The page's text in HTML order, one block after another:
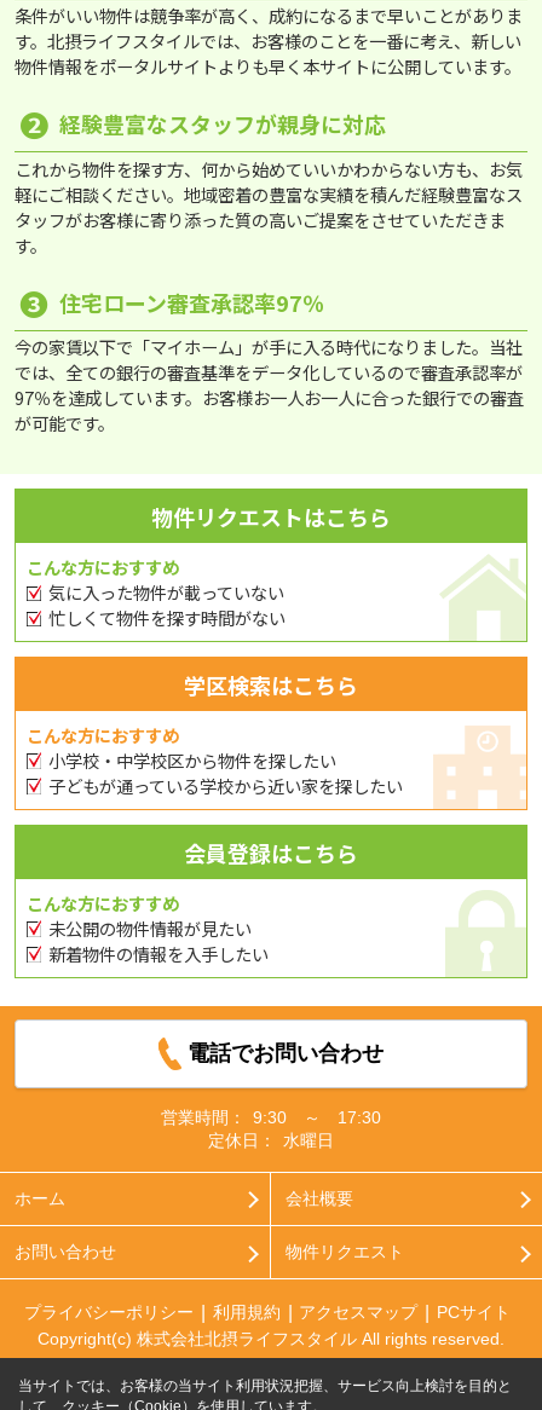
条件がいい物件は競争率が高く、成約になるまで早いことがありま
す。北摂ライフスタイルでは、お客様のことを一番に考え、新しい
物件情報をポータルサイトよりも早く本サイトに公開しています。
❷ 経験豊富なスタッフが親身に対応
これから物件を探す方、何から始めていいかわからない方も、お気
軽にご相談ください。地域密着の豊富な実績を積んだ経験豊富なス
タッフがお客様に寄り添った質の高いご提案をさせていただきま
す。
❸ 住宅ローン審査承認率97％
今の家賃以下で「マイホーム」が手に入る時代になりました。当社
では、全ての銀行の審査基準をデータ化しているので審査承認率が
97％を達成しています。お客様お一人お一人に合った銀行での審査
が可能です。
物件リクエストはこちら
こんな方におすすめ
気に入った物件が載っていない
忙しくて物件を探す時間がない
学区検索はこちら
こんな方におすすめ
小学校・中学校区から物件を探したい
子どもが通っている学校から近い家を探したい
会員登録はこちら
こんな方におすすめ
未公開の物件情報が見たい
新着物件の情報を入手したい
電話でお問い合わせ
営業時間：
9:30 ～ 17:30
定休日：
水曜日
ホーム 会社概要
お問い合わせ 物件リクエスト
プライバシーポリシー 利用規約 アクセスマップ
PCサイト
Copyright(c) 株式会社北摂ライフスタイル All rights reserved.
当サイトでは、お客様の当サイト利用状況把握、サービス向上検討を目的と
して、クッキー（Cookie）を使用しています。